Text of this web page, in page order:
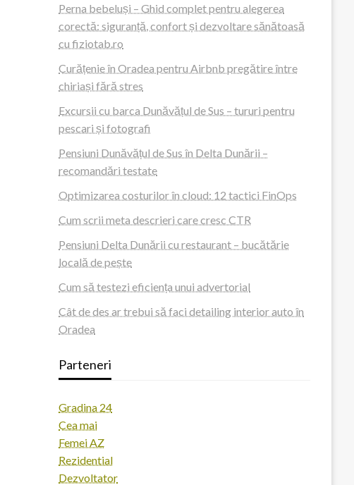
Perna bebeluși – Ghid complet pentru alegerea
corectă: siguranță, confort și dezvoltare sănătoasă
cu fiziotab.ro
Curățenie în Oradea pentru Airbnb pregătire între
chiriași fără stres
Excursii cu barca Dunăvățul de Sus – tururi pentru
pescari și fotografi
Pensiuni Dunăvățul de Sus în Delta Dunării –
recomandări testate
Optimizarea costurilor în cloud: 12 tactici FinOps
Cum scrii meta descrieri care cresc CTR
Pensiuni Delta Dunării cu restaurant – bucătărie
locală de pește
Cum să testezi eficiența unui advertorial
Cât de des ar trebui să faci detailing interior auto în
Oradea
Parteneri
Gradina 24
Cea mai
Femei AZ
Rezidential
Dezvoltator